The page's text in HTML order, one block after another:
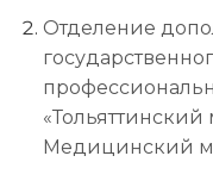
Отделение
Медицинский